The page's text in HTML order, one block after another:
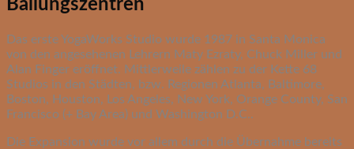
Ballungszentren
Das erste YogaWorks Studio wurde 1987 in Santa Monica
von den angesehenen Lehrern Maty Ezraty, Chuck Miller und
Alan Finger eröffnet. Mittlerweile zählen zu der Kette 68
Studios in den Städten, bzw. Regionen Atlanta, Baltimore,
Boston, Houston, Los Angeles, New York, Orange County, San
Francisco (+ Bay Area) und Washington D.C..
Die Expansion wurde vor allem durch die Übernahme bereits